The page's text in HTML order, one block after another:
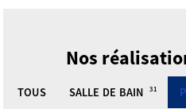
Nos
TOUS SALLE DE BAIN 31